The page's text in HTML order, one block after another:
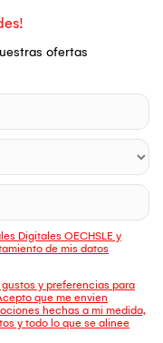
ofertas
Digitales OECHSLE y
de mis datos
y preferencias para
que me envien
hechas a mi medida,
y todo lo que se alinee